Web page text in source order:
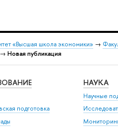
«Высшая школа экономики» →
→ Новая публикация
подготовка
НАУКА
Научные